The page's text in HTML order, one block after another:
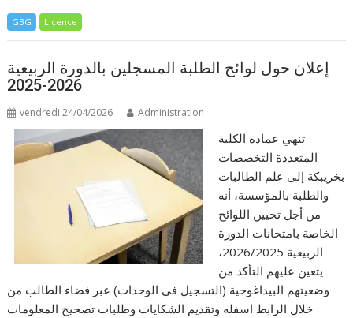
GBG Licence
إعلان حول لوائح الطلبة المسجلين بالدورة الربيعية
2026-2025
vendredi 24/04/2026 Administration
تنهي عمادة الكلية
المتعددة التخصصات
بخريبكة إلى علم الطالبات
والطلبة بالمؤسسة، أنه
من أجل تحيين اللوائح
الخاصة بامتحانات الدورة
الربيعية 2026/2025،
يتعين عليهم التأكد من
وضعيتهم البيداغوجية (التسجيل في الوحدات) عبر فضاء الطالب من
خلال الرابط اسفله وتقديم الشكايات وطلبات تصحيح المعلومات